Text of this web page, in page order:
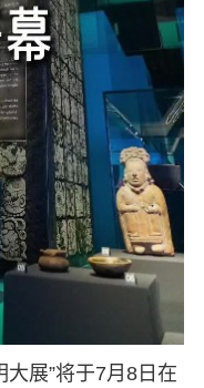
展”将于7月8日在